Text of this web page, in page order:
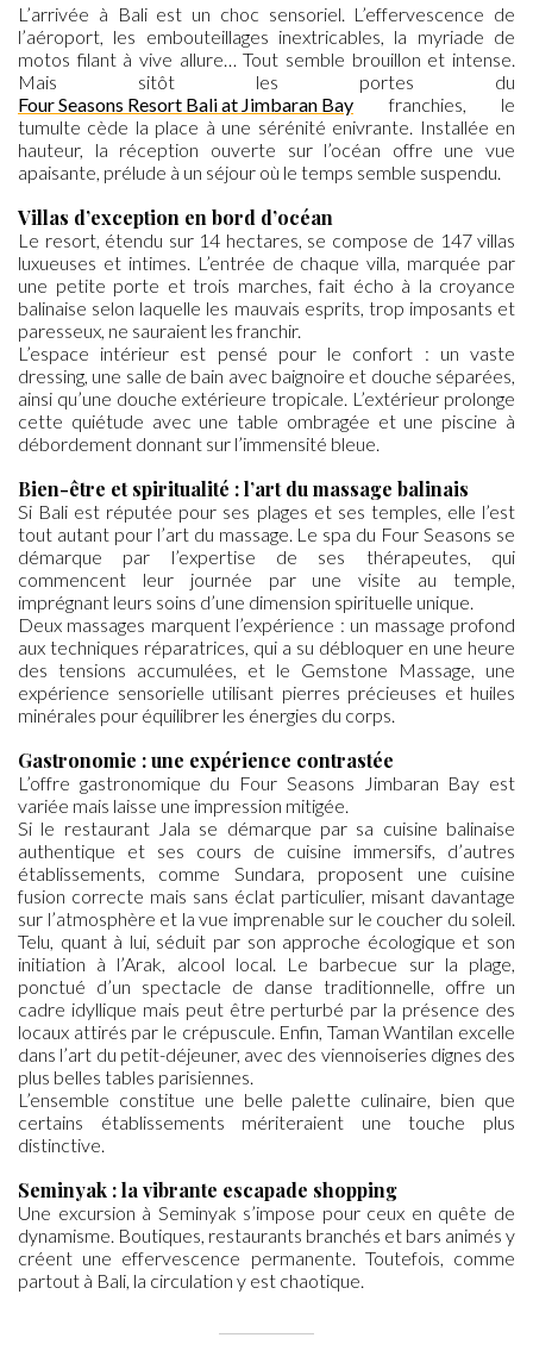
L’arrivée à Bali est un choc sensoriel. L’effervescence de
l’aéroport, les embouteillages inextricables, la myriade de
motos filant à vive allure… Tout semble brouillon et intense.
Mais sitôt les portes du
Four Seasons Resort Bali at Jimbaran Bay franchies, le
tumulte cède la place à une sérénité enivrante. Installée en
hauteur, la réception ouverte sur l’océan offre une vue
apaisante, prélude à un séjour où le temps semble suspendu.
Villas d’exception en bord d’océan
Le resort, étendu sur 14 hectares, se compose de 147 villas
luxueuses et intimes. L’entrée de chaque villa, marquée par
une petite porte et trois marches, fait écho à la croyance
balinaise selon laquelle les mauvais esprits, trop imposants et
paresseux, ne sauraient les franchir.
L’espace intérieur est pensé pour le confort : un vaste
dressing, une salle de bain avec baignoire et douche séparées,
ainsi qu’une douche extérieure tropicale. L’extérieur prolonge
cette quiétude avec une table ombragée et une piscine à
débordement donnant sur l’immensité bleue.
Bien-être et spiritualité : l’art du massage balinais
Si Bali est réputée pour ses plages et ses temples, elle l’est
tout autant pour l’art du massage. Le spa du Four Seasons se
démarque par l’expertise de ses thérapeutes, qui
commencent leur journée par une visite au temple,
imprégnant leurs soins d’une dimension spirituelle unique.
Deux massages marquent l’expérience : un massage profond
aux techniques réparatrices, qui a su débloquer en une heure
des tensions accumulées, et le Gemstone Massage, une
expérience sensorielle utilisant pierres précieuses et huiles
minérales pour équilibrer les énergies du corps.
Gastronomie : une expérience contrastée
L’offre gastronomique du Four Seasons Jimbaran Bay est
variée mais laisse une impression mitigée.
Si le restaurant Jala se démarque par sa cuisine balinaise
authentique et ses cours de cuisine immersifs, d’autres
établissements, comme Sundara, proposent une cuisine
fusion correcte mais sans éclat particulier, misant davantage
sur l’atmosphère et la vue imprenable sur le coucher du soleil.
Telu, quant à lui, séduit par son approche écologique et son
initiation à l’Arak, alcool local. Le barbecue sur la plage,
ponctué d’un spectacle de danse traditionnelle, offre un
cadre idyllique mais peut être perturbé par la présence des
locaux attirés par le crépuscule. Enfin, Taman Wantilan excelle
dans l’art du petit-déjeuner, avec des viennoiseries dignes des
plus belles tables parisiennes.
L’ensemble constitue une belle palette culinaire, bien que
certains établissements mériteraient une touche plus
distinctive.
Seminyak : la vibrante escapade shopping
Une excursion à Seminyak s’impose pour ceux en quête de
dynamisme. Boutiques, restaurants branchés et bars animés y
créent une effervescence permanente. Toutefois, comme
partout à Bali, la circulation y est chaotique.
—————